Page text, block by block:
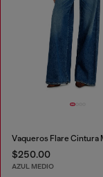
$250.00
AZUL MEDIO